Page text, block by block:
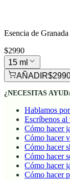
Esencia de Granada
$2990
15 ml
AÑADIR
¿NECESITAS
Hablamos
Escríbenos al
Cómo hacer
Cómo hacer
Cómo hacer
Cómo hacer
Cómo hacer
Cómo hacer